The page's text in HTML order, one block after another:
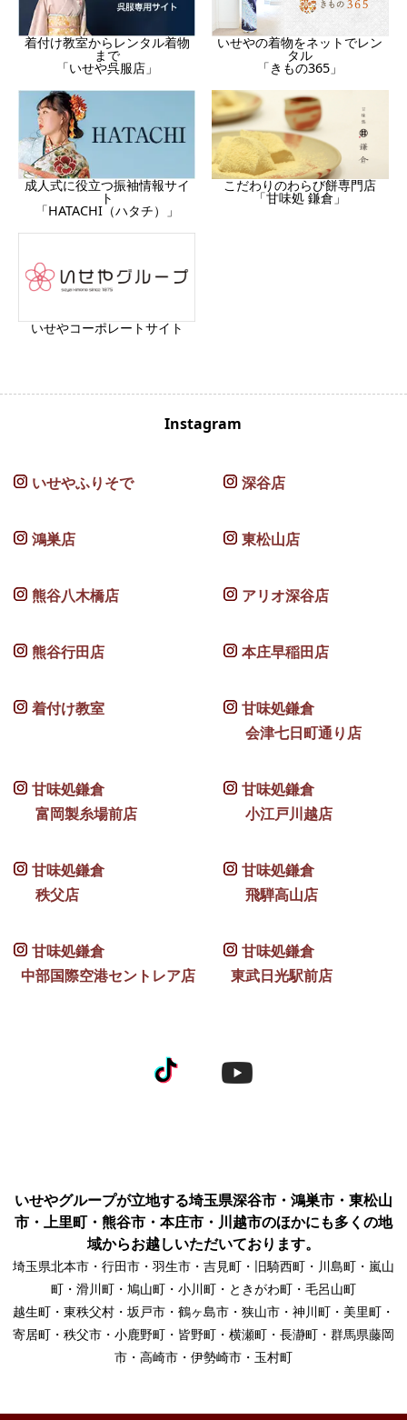
着付け教室からレンタル着物
まで
「いせや呉服店」
いせやの着物をネットでレン
タル
「きもの365」
成人式に役立つ振袖情報サイ
ト
「HATACHI（ハタチ）」
こだわりのわらび餅専門店
「甘味処 鎌倉」
いせやコーポレートサイト
Instagram
いせやふりそで 深谷店
鴻巣店 東松山店
熊谷八木橋店 アリオ深谷店
熊谷行田店 本庄早稲田店
着付け教室
甘味処鎌倉
会津七日町通り店
甘味処鎌倉
富岡製糸場前店
甘味処鎌倉
小江戸川越店
甘味処鎌倉
秩父店
甘味処鎌倉
飛騨高山店
甘味処鎌倉
中部国際空港セントレア店
甘味処鎌倉
東武日光駅前店
いせやグループが立地する埼玉県深谷市・鴻巣市・東松山
市・上里町・熊谷市・本庄市・川越市のほかにも多くの地
域からお越しいただいております。
埼玉県北本市・行田市・羽生市・吉見町・旧騎西町・川島町・嵐山
町・滑川町・鳩山町・小川町・ときがわ町・毛呂山町
越生町・東秩父村・坂戸市・鶴ヶ島市・狭山市・神川町・美里町・
寄居町・秩父市・小鹿野町・皆野町・横瀬町・長瀞町・群馬県藤岡
市・高崎市・伊勢崎市・玉村町